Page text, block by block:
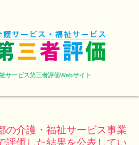
サービス第三者評価Webサイト
の介護・福祉サービス事業
評価した結果を公表してい